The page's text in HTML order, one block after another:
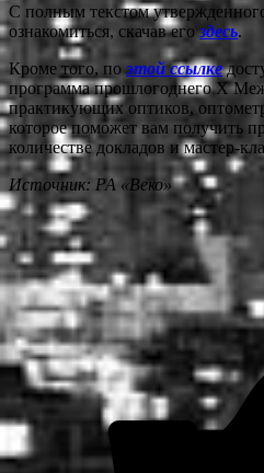
С полным текстом
ознакомиться, скачав егоздесь.
Кроме того, поэтой ссылке
программа прошлогоднего X
практикующих оптиков,
которое поможет вам получить
количестве докладов и мастер-
Источник: РА «Веко»